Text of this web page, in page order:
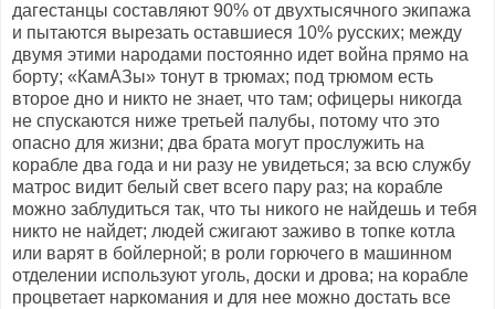
дагестанцы составляют 90% от двухтысячного экипажа
и пытаются вырезать оставшиеся 10% русских; между
двумя этими народами постоянно идет война прямо на
борту; «КамАЗы» тонут в трюмах; под трюмом есть
второе дно и никто не знает, что там; офицеры никогда
не спускаются ниже третьей палубы, потому что это
опасно для жизни; два брата могут прослужить на
корабле два года и ни разу не увидеться; за всю службу
матрос видит белый свет всего пару раз; на корабле
можно заблудиться так, что ты никого не найдешь и тебя
никто не найдет; людей сжигают заживо в топке котла
или варят в бойлерной; в роли горючего в машинном
отделении используют уголь, доски и дрова; на корабле
процветает наркомания и для нее можно достать все